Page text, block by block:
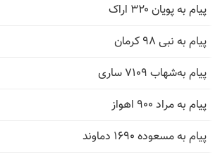
پیام به پویان ۳۲۰ اراک
پیام به نبی ۹۸ کرمان
پیام به‌شهاب ۷۱۰۹ ساری
پیام به مراد ۹۰۰ اهواز
پیام به مسعوده ۱۶۹۰ دماوند